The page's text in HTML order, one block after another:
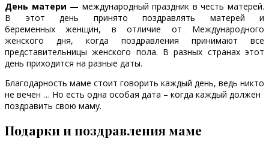
День матери — международный праздник в честь матерей.
В этот день принято поздравлять матерей и
беременных женщин, в отличие от Международного
женского дня, когда поздравления принимают все
представительницы женского пола. В разных странах этот
день приходится на разные даты.
Благодарность маме стоит говорить каждый день, ведь никто
не вечен … Но есть одна особая дата – когда каждый должен
поздравить свою маму.
Подарки и поздравления маме